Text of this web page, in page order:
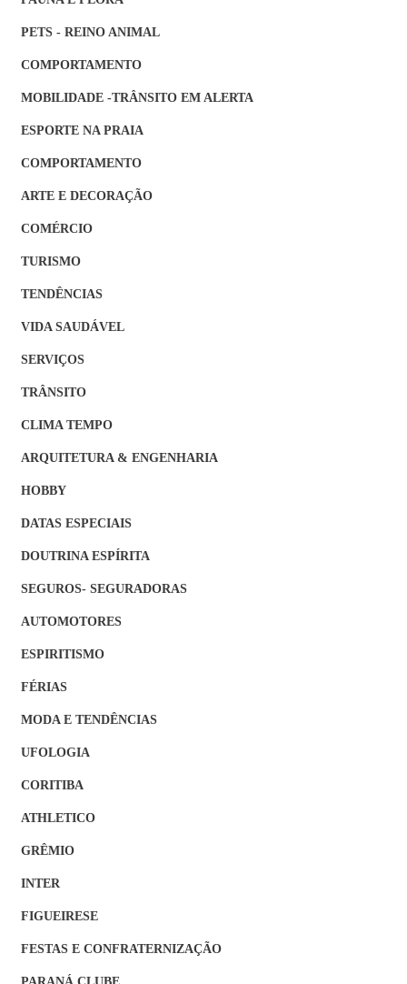
PETS - REINO ANIMAL
COMPORTAMENTO
MOBILIDADE -TRÂNSITO EM ALERTA
ESPORTE NA PRAIA
COMPORTAMENTO
ARTE E DECORAÇÃO
COMÉRCIO
TURISMO
TENDÊNCIAS
VIDA SAUDÁVEL
SERVIÇOS
TRÂNSITO
CLIMA TEMPO
ARQUITETURA & ENGENHARIA
HOBBY
DATAS ESPECIAIS
DOUTRINA ESPÍRITA
SEGUROS- SEGURADORAS
AUTOMOTORES
ESPIRITISMO
FÉRIAS
MODA E TENDÊNCIAS
UFOLOGIA
CORITIBA
ATHLETICO
GRÊMIO
INTER
FIGUEIRESE
FESTAS E CONFRATERNIZAÇÃO
PARANÁ CLUBE